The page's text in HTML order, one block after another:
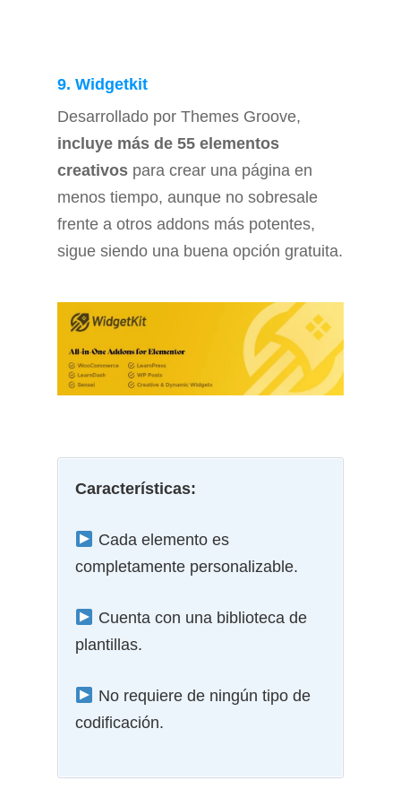
9. Widgetkit
Desarrollado por Themes Groove,
incluye más de 55 elementos
creativos para crear una página en
menos tiempo, aunque no sobresale
frente a otros addons más potentes,
sigue siendo una buena opción gratuita.
Características:
Cada elemento es
completamente personalizable.
Cuenta con una biblioteca de
plantillas.
No requiere de ningún tipo de
codificación.